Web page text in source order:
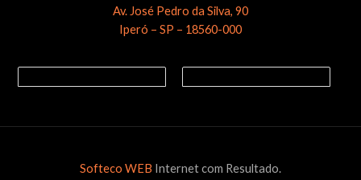
Av. José Pedro da Silva, 90
Iperó – SP – 18560-000
Softeco WEB Internet com Resultado.